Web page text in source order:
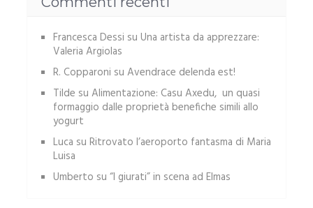
Francesca Dessi su Una artista da apprezzare:
Valeria Argiolas
R. Copparoni su Avendrace delenda est!
Tilde su Alimentazione: Casu Axedu, un quasi
formaggio dalle proprietà benefiche simili allo
yogurt
Luca su Ritrovato l’aeroporto fantasma di Maria
Luisa
Umberto su “I giurati” in scena ad Elmas